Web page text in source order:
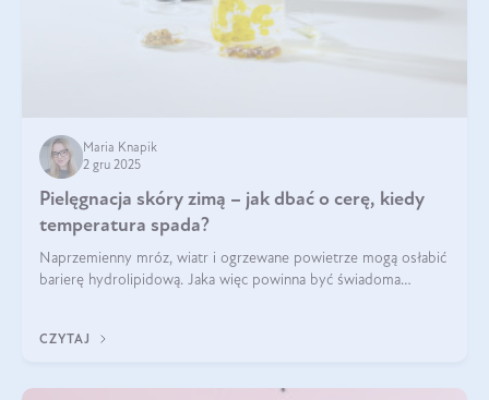
Maria Knapik
2 gru 2025
Pielęgnacja skóry zimą – jak dbać o cerę, kiedy
temperatura spada?
Naprzemienny mróz, wiatr i ogrzewane powietrze mogą osłabić
barierę hydrolipidową. Jaka więc powinna być świadoma
CZYTAJ